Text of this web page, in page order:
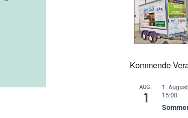
Kommende
AUG.
1
1.
15:00